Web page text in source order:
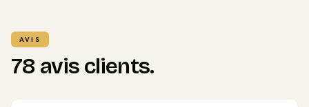
AVIS
78 avis clients.